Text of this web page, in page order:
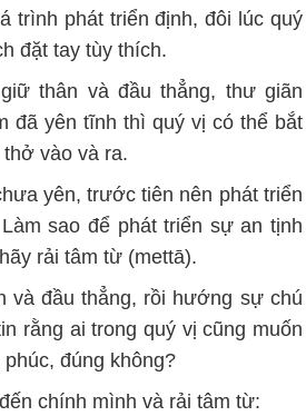
trình phát triển định, đôi lúc quý
đặt tay tùy thích.
thân và đầu thẳng, thư giãn
đã yên tĩnh thì quý vị có thể bắt
vào và ra.
yên, trước tiên nên phát triển
sao để phát triển sự an tịnh
rải tâm từ (mettā).
và đầu thẳng, rồi hướng sự chú
rằng ai trong quý vị cũng muốn
đúng không?
chính mình và rải tâm từ: